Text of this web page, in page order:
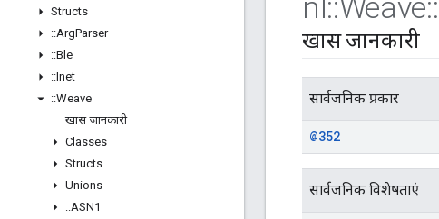
Structs
::ArgParser
::Ble
::Inet
::Weave
खास जानकारी
Classes
Structs
Unions
::ASN1
nl::Weave::
खास जानकारी
सार्वजनिक प्रकार
@352
सार्वजनिक विशेषताएं